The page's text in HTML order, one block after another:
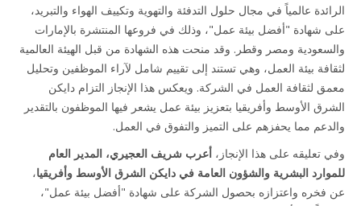
الرائدة عالمياً في مجال حلول التدفئة والتهوية وتكييف الهواء والتبريد،
على شهادة "أفضل بيئة عمل"، وذلك في فروعها المنتشرة بالإمارات
والسعودية ومصر وقطر. وقد منحت هذه الشهادة من قبل الهيئة العالمية
لثقافة بيئة العمل، وهي تستند إلى تقييم شامل لآراء الموظفين وتحليل
معمق لثقافة العمل في الشركة. ويعكس هذا الإنجاز التزام دايكن
الشرق الأوسط وأفريقيا بتعزيز بيئة عمل يشعر فيها الموظفون بالتقدير
والدعم مما يحفزهم على التميز والتفوق في العمل.
وفي تعليقه على هذا الإنجاز، أعرب شريف العجيري، المدير العام
للموارد البشرية والشؤون العامة في دايكن الشرق الأوسط وأفريقيا،
عن فخره واعتزازه بحصول الشركة على شهادة "أفضل بيئة عمل"،